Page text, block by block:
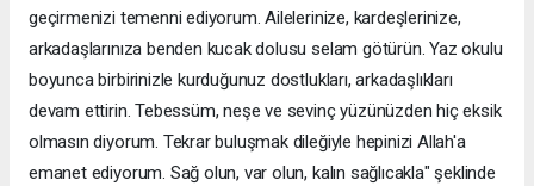
geçirmenizi temenni ediyorum. Ailelerinize, kardeşlerinize,
arkadaşlarınıza benden kucak dolusu selam götürün. Yaz okulu
boyunca birbirinizle kurduğunuz dostlukları, arkadaşlıkları
devam ettirin. Tebessüm, neşe ve sevinç yüzünüzden hiç eksik
olmasın diyorum. Tekrar buluşmak dileğiyle hepinizi Allah'a
emanet ediyorum. Sağ olun, var olun, kalın sağlıcakla" şeklinde